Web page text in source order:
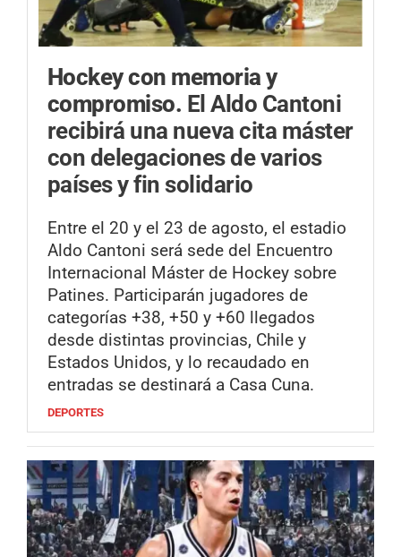
Hockey con memoria y
compromiso. El Aldo Cantoni
recibirá una nueva cita máster
con delegaciones de varios
países y fin solidario
Entre el 20 y el 23 de agosto, el estadio
Aldo Cantoni será sede del Encuentro
Internacional Máster de Hockey sobre
Patines. Participarán jugadores de
categorías +38, +50 y +60 llegados
desde distintas provincias, Chile y
Estados Unidos, y lo recaudado en
entradas se destinará a Casa Cuna.
DEPORTES